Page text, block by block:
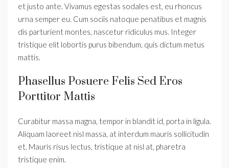
et justo ante. Vivamus egestas sodales est, eu rhoncus
urna semper eu. Cum sociis natoque penatibus et magnis
dis parturient montes, nascetur ridiculus mus. Integer
tristique elit lobortis purus bibendum, quis dictum metus
mattis.
Phasellus Posuere Felis Sed Eros
Porttitor Mattis
Curabitur massa magna, tempor in blandit id, porta in ligula.
Aliquam laoreet nisl massa, at interdum mauris sollicitudin
et. Mauris risus lectus, tristique at nisl at, pharetra
tristique enim.